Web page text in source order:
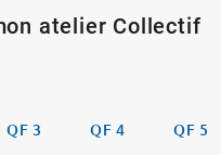
atelier Collectif
QF 3 QF 4 QF 5